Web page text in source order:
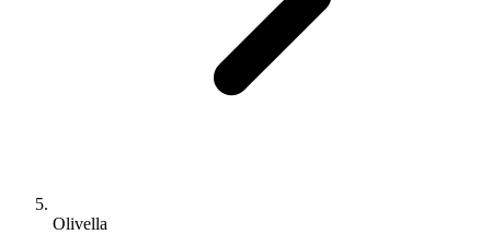
Olivella